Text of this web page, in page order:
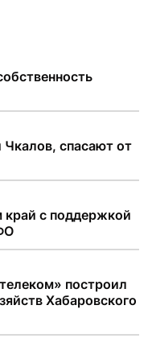
Чкалов, спасают от
с поддержкой
построил
Хабаровского